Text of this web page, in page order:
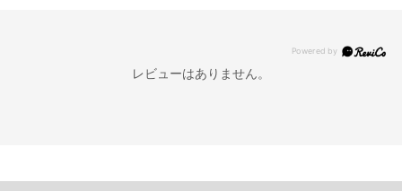
レビューはありません。